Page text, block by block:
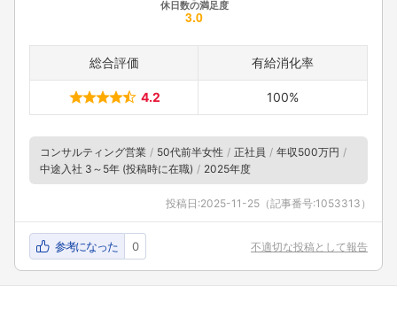
総合評価 有給消化率
4.2 100%
コンサルティング営業 50代前半女性 正社員
年収500万円
中途入社 3～5年 (投稿時に在職)
2025年度
投稿日:2025-11-25 （記事番号:1053313）
参考になった 0 不適切な投稿として報告